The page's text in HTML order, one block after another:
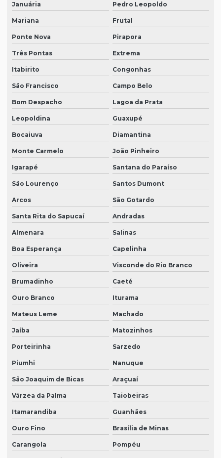
Januária Pedro Leopoldo
Mariana Frutal
Ponte Nova Pirapora
Três Pontas Extrema
Itabirito Congonhas
São Francisco Campo Belo
Bom Despacho Lagoa da Prata
Leopoldina Guaxupé
Bocaiuva Diamantina
Monte Carmelo João Pinheiro
Igarapé Santana do Paraíso
São Lourenço Santos Dumont
Arcos São Gotardo
Santa Rita do Sapucaí Andradas
Almenara Salinas
Boa Esperança Capelinha
Oliveira Visconde do Rio Branco
Brumadinho Caeté
Ouro Branco Iturama
Mateus Leme Machado
Jaíba Matozinhos
Porteirinha Sarzedo
Piumhi Nanuque
São Joaquim de Bicas Araçuaí
Várzea da Palma Taiobeiras
Itamarandiba Guanhães
Ouro Fino Brasília de Minas
Carangola Pompéu